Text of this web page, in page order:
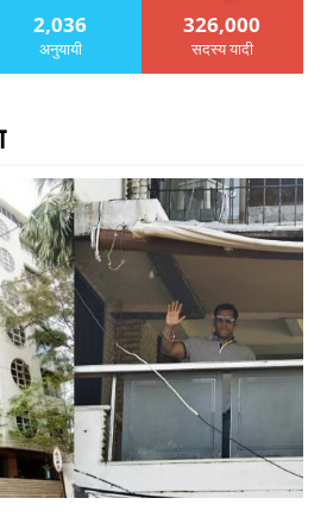
2,036
अनुयायी
326,000
सदस्य यादी